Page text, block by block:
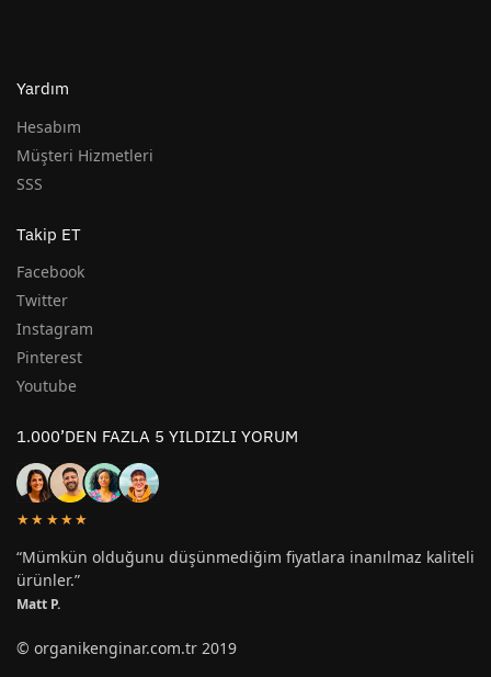
Yardım
Hesabım
Müşteri Hizmetleri
SSS
Takip ET
Facebook
Twitter
Instagram
Pinterest
Youtube
1.000’DEN FAZLA 5 YILDIZLI YORUM
★★★★★
“Mümkün olduğunu düşünmediğim fiyatlara inanılmaz kaliteli
ürünler.”
Matt P.
© organikenginar.com.tr 2019